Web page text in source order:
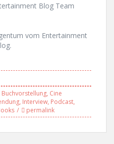
Blog Team
vom Entertainment
Buchvorstellung, Cine
, Interview, Podcast,
permalink